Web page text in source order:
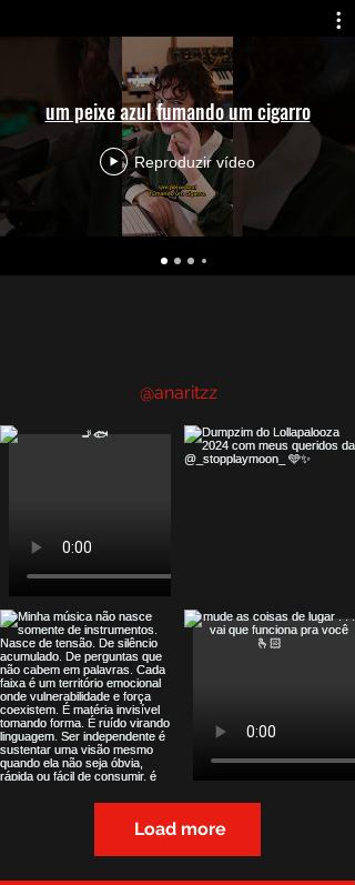
um peixe azul fumando um cigarro
Reproduzir vídeo
@anaritzz
Load more